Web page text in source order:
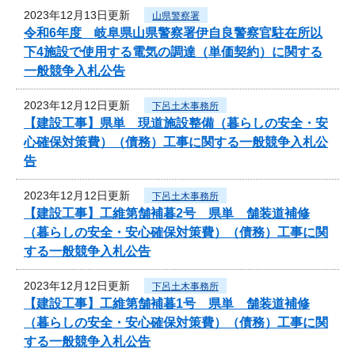
2023年12月13日更新 山県警察署
令和6年度 岐阜県山県警察署伊自良警察官駐在所以
下4施設で使用する電気の調達（単価契約）に関する
一般競争入札公告
2023年12月12日更新 下呂土木事務所
【建設工事】県単 現道施設整備（暮らしの安全・安
心確保対策費）（債務）工事に関する一般競争入札公
告
2023年12月12日更新 下呂土木事務所
【建設工事】工維第舗補暮2号 県単 舗装道補修
（暮らしの安全・安心確保対策費）（債務）工事に関
する一般競争入札公告
2023年12月12日更新 下呂土木事務所
【建設工事】工維第舗補暮1号 県単 舗装道補修
（暮らしの安全・安心確保対策費）（債務）工事に関
する一般競争入札公告